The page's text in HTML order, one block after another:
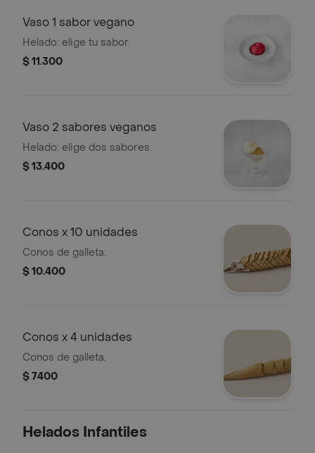
Vaso 1 sabor vegano
Helado: elige tu sabor.
$ 11.300
Vaso 2 sabores veganos
Helado: elige dos sabores.
$ 13.400
Conos x 10 unidades
Conos de galleta.
$ 10.400
Conos x 4 unidades
Conos de galleta.
$ 7400
Helados Infantiles